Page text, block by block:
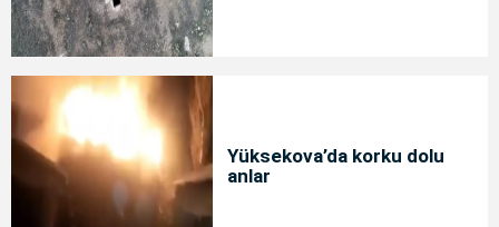
Yüksekova’da korku dolu
anlar